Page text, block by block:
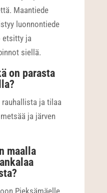
Maantiede
luonnontiede
etsitty ja
siellä.
on parasta
rauhallista ja tilaa
ja järven
maalla